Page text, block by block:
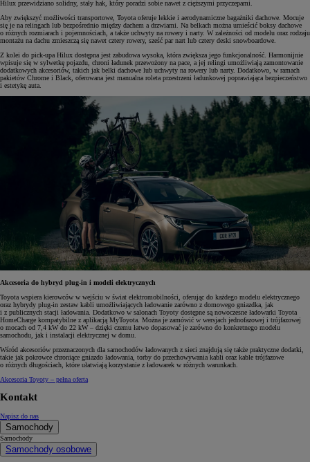
Hilux przewidziano solidny, stały hak, który poradzi sobie nawet z cięższymi przyczepami.
Aby zwiększyć możliwości transportowe, Toyota oferuje lekkie i aerodynamiczne bagażniki dachowe. Mocuje
się je na relingach lub bezpośrednio między dachem a drzwiami. Na belkach można umieścić boksy dachowe
o różnych rozmiarach i pojemnościach, a także uchwyty na rowery i narty. W zależności od modelu oraz rodzaju
montażu na dachu zmieszczą się nawet cztery rowery, sześć par nart lub cztery deski snowboardowe.
Z kolei do pick-upa Hilux dostępna jest zabudowa wysoka, która zwiększa jego funkcjonalność. Harmonijnie
wpisuje się w sylwetkę pojazdu, chroni ładunek przewożony na pace, a jej relingi umożliwiają zamontowanie
dodatkowych akcesoriów, takich jak belki dachowe lub uchwyty na rowery lub narty. Dodatkowo, w ramach
pakietów Chrome i Black, oferowana jest manualna roleta przestrzeni ładunkowej poprawiająca bezpieczeństwo
i estetykę auta.
Akcesoria do hybryd plug-in i modeli elektrycznych
Toyota wspiera kierowców w wejściu w świat elektromobilności, oferując do każdego modelu elektrycznego
oraz hybrydy plug-in zestaw kabli umożliwiających ładowanie zarówno z domowego gniazdka, jak
i z publicznych stacji ładowania. Dodatkowo w salonach Toyoty dostępne są nowoczesne ładowarki Toyota
HomeCharge kompatybilne z aplikacją MyToyota. Można je zamówić w wersjach jednofazowej i trójfazowej
o mocach od 7,4 kW do 22 kW – dzięki czemu łatwo dopasować je zarówno do konkretnego modelu
samochodu, jak i instalacji elektrycznej w domu.
Wśród akcesoriów przeznaczonych dla samochodów ładowanych z sieci znajdują się także praktyczne dodatki,
takie jak pokrowce chroniące gniazdo ładowania, torby do przechowywania kabli oraz kable trójfazowe
o różnych długościach, które ułatwiają korzystanie z ładowarek w różnych warunkach.
Akcesoria Toyoty – pełna oferta
Kontakt
Napisz do nas
Samochody
Samochody
Samochody osobowe